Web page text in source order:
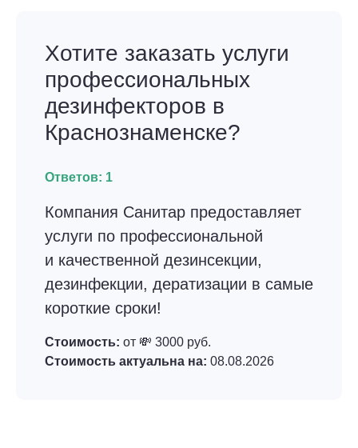
Хотите заказать услуги
профессиональных
дезинфекторов в
Краснознаменске?
Ответов: 1
Компания Санитар предоставляет
услуги по профессиональной
и качественной дезинсекции,
дезинфекции, дератизации в самые
короткие сроки!
Стоимость: от 💸 3000 руб.
Стоимость актуальна на: 08.08.2026